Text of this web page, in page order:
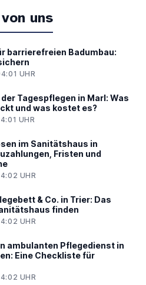
uns
barrierefreien Badumbau:
UHR
Tagespflegen in Marl: Was
und was kostet es?
UHR
im Sanitätshaus in
Fristen und
UHR
& Co. in Trier: Das
finden
UHR
ambulanten Pflegedienst in
Eine Checkliste für
UHR